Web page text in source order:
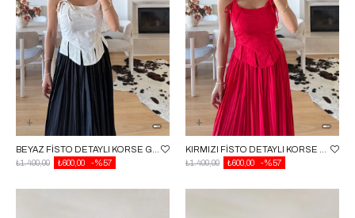
%57
₺600,00
₺1.400,00
%57
₺600,00
₺1.400,00